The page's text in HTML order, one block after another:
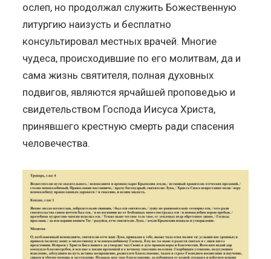
ослеп, но продолжал служить Божественную
литургию наизусть и бесплатно
консультировал местных врачей. Многие
чудеса, происходившие по его молитвам, да и
сама жизнь святителя, полная духовных
подвигов, являются ярчайшей проповедью и
свидетельством Господа Иисуса Христа,
принявшего крестную смерть ради спасения
человечества.